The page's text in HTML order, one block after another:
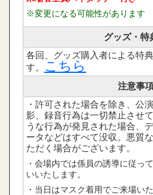
※変更になる可能性があります
グッズ・特
各回、グッズ購入者による特
す。
こちら
注意事
・許可された場合を除き、公
影、録音行為は一切禁止させ
うな行為が発見された場合、
ータなどはすべて没収。悪質
ただく場合がございます。
・会場内では係員の誘導に従っ
いいたします。
・当日はマスク着用でご来場い